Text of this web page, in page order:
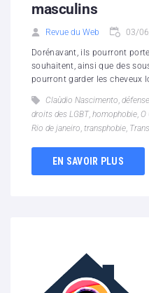
masculins
Revue du Web 03/
Dorénavant, ils pourront
souhaitent, ainsi que des
pourront garder les cheveux
Claùdio Nascimento,
droits des LGBT, homophobie, O
Rio de janeiro, transphobie,
EN SAVOIR PLUS